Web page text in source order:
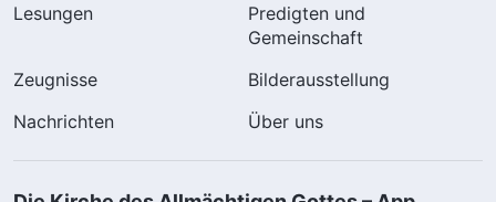
Lesungen
Predigten und
Gemeinschaft
Zeugnisse
Bilderausstellung
Nachrichten
Über uns